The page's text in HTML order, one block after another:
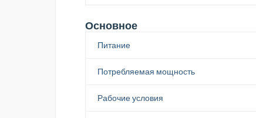
Основное
Питание
Потребляемая мощность
Рабочие условия